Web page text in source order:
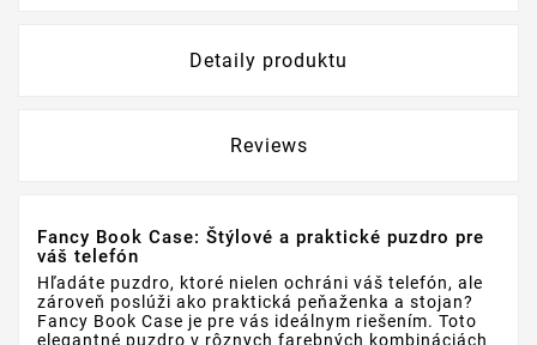
Detaily produktu
Reviews
Fancy Book Case: Štýlové a praktické puzdro pre
váš telefón
Hľadáte puzdro, ktoré nielen ochráni váš telefón, ale
zároveň poslúži ako praktická peňaženka a stojan?
Fancy Book Case je pre vás ideálnym riešením. Toto
elegantné puzdro v rôznych farebných kombináciách